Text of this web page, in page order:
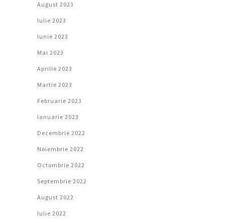
August 2023
Iulie 2023
Iunie 2023
Mai 2023
Aprilie 2023
Martie 2023
Februarie 2023
Ianuarie 2023
Decembrie 2022
Noiembrie 2022
Octombrie 2022
Septembrie 2022
August 2022
Iulie 2022